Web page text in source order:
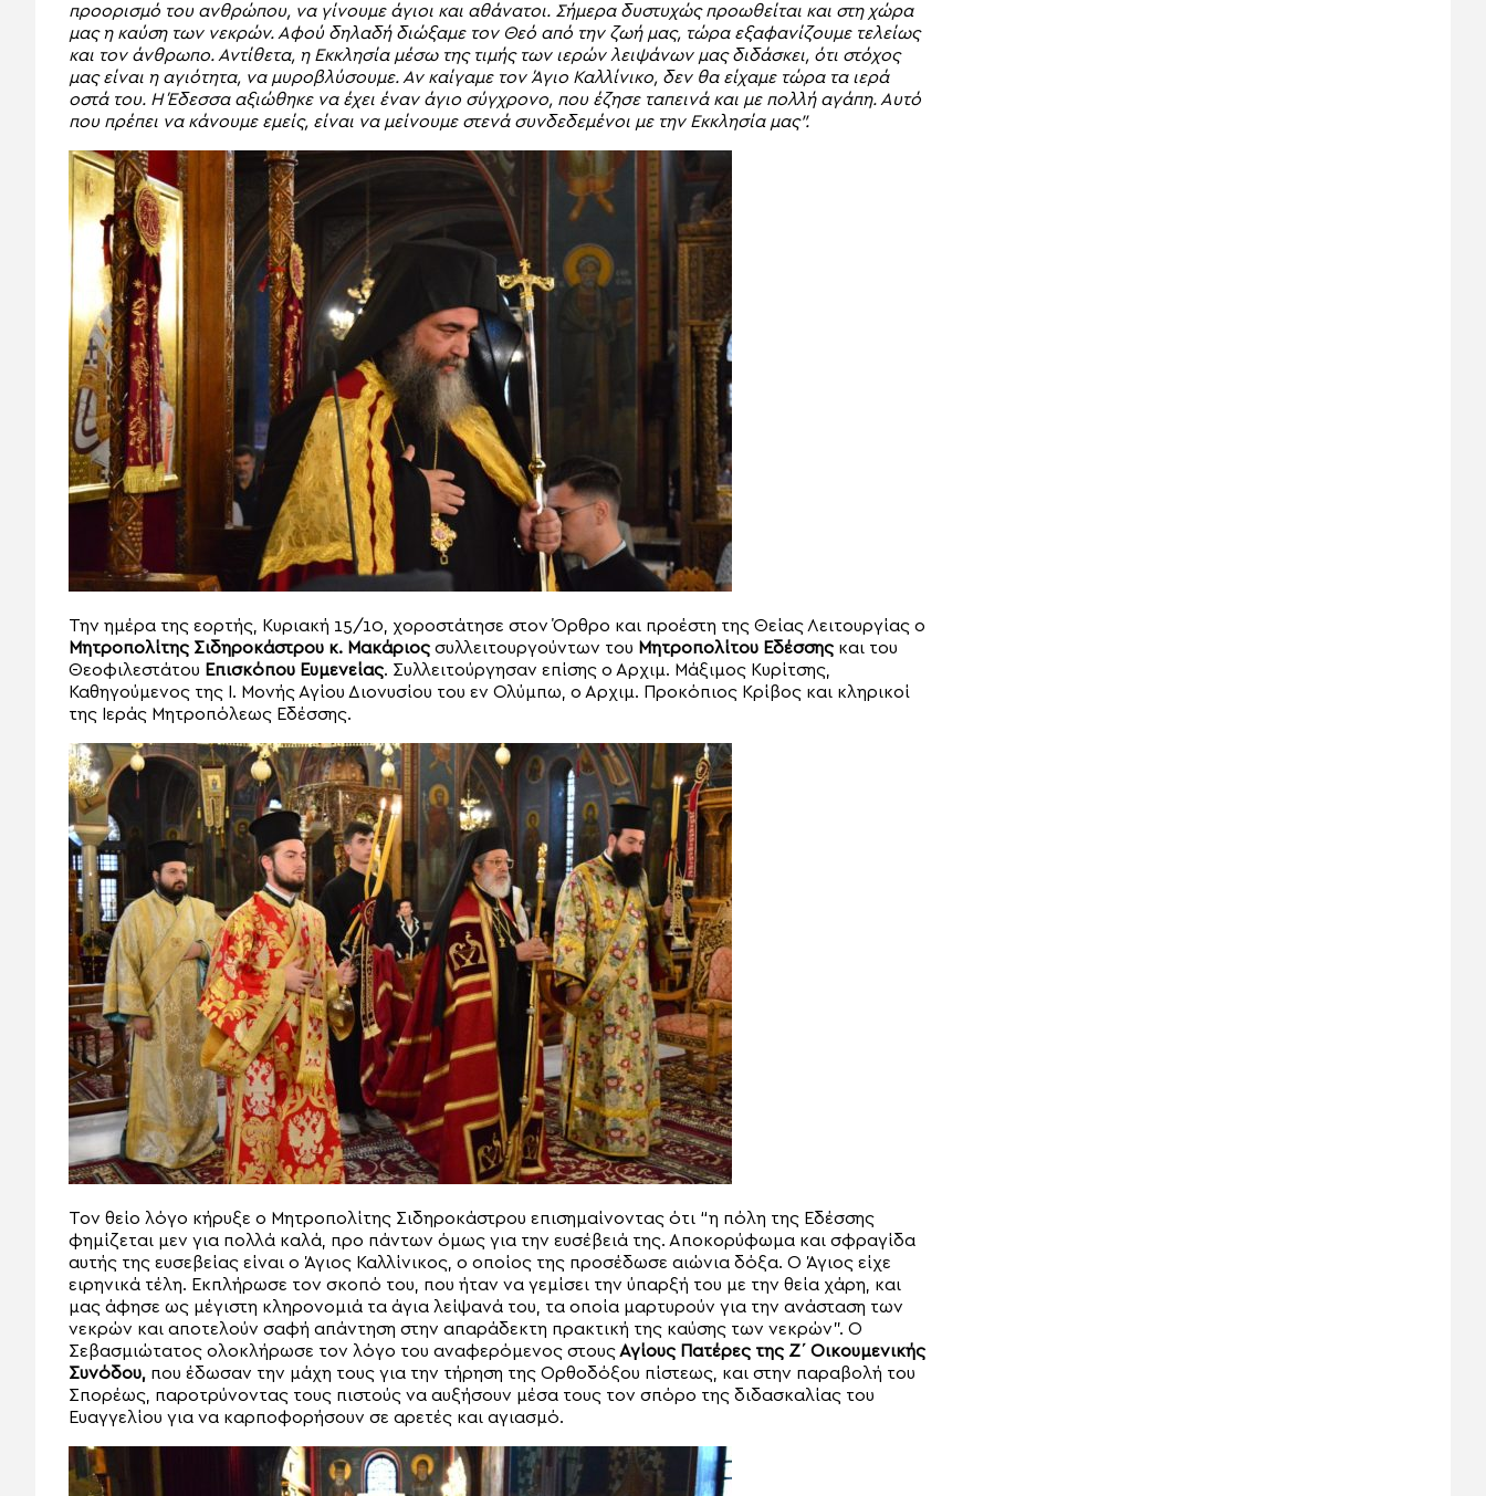
προορισμό του ανθρώπου, να γίνουμε άγιοι και αθάνατοι. Σήμερα δυστυχώς προωθείται και στη χώρα
μας η καύση των νεκρών. Αφού δηλαδή διώξαμε τον Θεό από την ζωή μας, τώρα εξαφανίζουμε τελείως
και τον άνθρωπο. Αντίθετα, η Εκκλησία μέσω της τιμής των ιερών λειψάνων μας διδάσκει, ότι στόχος
μας είναι η αγιότητα, να μυροβλύσουμε. Αν καίγαμε τον Άγιο Καλλίνικο, δεν θα είχαμε τώρα τα ιερά
οστά του. Η Έδεσσα αξιώθηκε να έχει έναν άγιο σύγχρονο, που έζησε ταπεινά και με πολλή αγάπη. Αυτό
που πρέπει να κάνουμε εμείς, είναι να μείνουμε στενά συνδεδεμένοι με την Εκκλησία μας”.
Την ημέρα της εορτής, Κυριακή 15/10, χοροστάτησε στον Όρθρο και προέστη της Θείας Λειτουργίας ο
Μητροπολίτης Σιδηροκάστρου κ. Μακάριος συλλειτουργούντων του Μητροπολίτου Εδέσσης και του
Θεοφιλεστάτου Επισκόπου Ευμενείας. Συλλειτούργησαν επίσης ο Αρχιμ. Μάξιμος Κυρίτσης,
Καθηγούμενος της Ι. Μονής Αγίου Διονυσίου του εν Ολύμπω, ο Αρχιμ. Προκόπιος Κρίβος και κληρικοί
της Ιεράς Μητροπόλεως Εδέσσης.
Τον θείο λόγο κήρυξε ο Μητροπολίτης Σιδηροκάστρου επισημαίνοντας ότι “η πόλη της Εδέσσης
φημίζεται μεν για πολλά καλά, προ πάντων όμως για την ευσέβειά της. Αποκορύφωμα και σφραγίδα
αυτής της ευσεβείας είναι ο Άγιος Καλλίνικος, ο οποίος της προσέδωσε αιώνια δόξα. Ο Άγιος είχε
ειρηνικά τέλη. Εκπλήρωσε τον σκοπό του, που ήταν να γεμίσει την ύπαρξή του με την θεία χάρη, και
μας άφησε ως μέγιστη κληρονομιά τα άγια λείψανά του, τα οποία μαρτυρούν για την ανάσταση των
νεκρών και αποτελούν σαφή απάντηση στην απαράδεκτη πρακτική της καύσης των νεκρών”. Ο
Σεβασμιώτατος ολοκλήρωσε τον λόγο του αναφερόμενος στους Αγίους Πατέρες της Ζ΄ Οικουμενικής
Συνόδου, που έδωσαν την μάχη τους για την τήρηση της Ορθοδόξου πίστεως, και στην παραβολή του
Σπορέως, παροτρύνοντας τους πιστούς να αυξήσουν μέσα τους τον σπόρο της διδασκαλίας του
Ευαγγελίου για να καρποφορήσουν σε αρετές και αγιασμό.